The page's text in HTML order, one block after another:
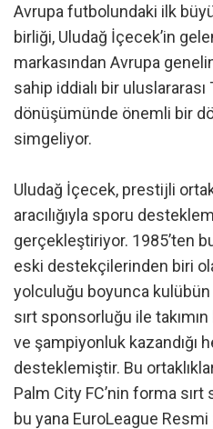
Avrupa futbolundaki ilk
birliği, Uludağ İçecek’in
markasından Avrupa
sahip iddialı bir uluslararası
dönüşümünde önemli bir
simgeliyor.
Uludağ İçecek, prestijli
aracılığıyla sporu
gerçekleştiriyor. 1985’ten
eski destekçilerinden biri
yolculuğu boyunca kulübün
sırt sponsorluğu ile
ve şampiyonluk kazandığı
desteklemiştir. Bu
Palm City FC’nin forma
bu yana EuroLeague Resmi